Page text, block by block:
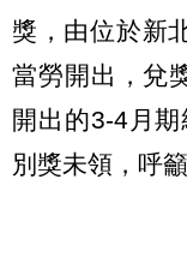
獎，由位於新
當勞開出，兌
開出的3-4月
別獎未領，呼